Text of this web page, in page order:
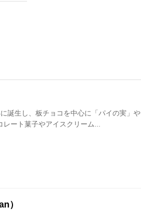
誕生し、板チョコを中心に「パイの実」や
ート菓子やアイスクリーム...
）